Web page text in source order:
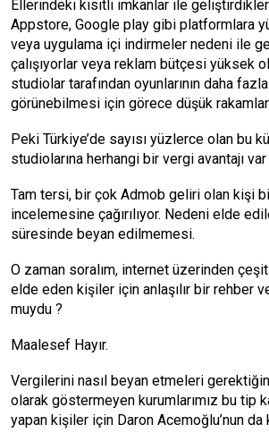
Ellerindeki kısıtlı imkanlar ile
Appstore, Google play gibi platformlara
veya uygulama içi indirmeler nedeni ile
çalışıyorlar veya reklam bütçesi yüksek
studiolar tarafından oyunlarının daha
görünebilmesi için görece düşük
Peki Türkiye’de sayısı yüzlerce olan bu
studiolarına herhangi bir vergi avantajı var
Tam tersi, bir çok Admob geliri olan kişi
incelemesine çağırılıyor. Nedeni elde
süresinde beyan edilmemesi.
O zaman soralım, internet üzerinden
elde eden kişiler için anlaşılır bir rehber
muydu ?
Maalesef Hayır.
Vergilerini nasıl beyan etmeleri
olarak göstermeyen kurumlarımız bu tip
yapan kişiler için Daron Acemoğlu’nun da